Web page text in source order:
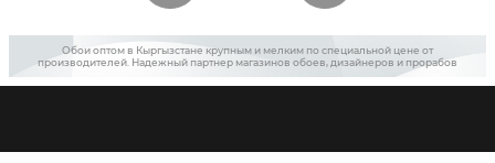
Обои оптом в Кыргызстане крупным и мелким по специальной цене от
производителей. Надежный партнер магазинов обоев, дизайнеров и прорабов